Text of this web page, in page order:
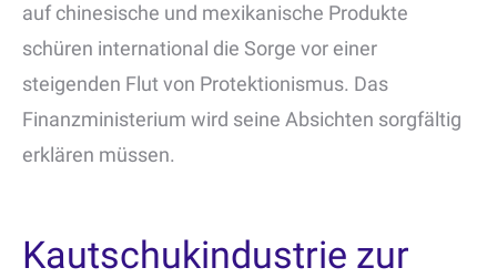
auf chinesische und mexikanische Produkte
schüren international die Sorge vor einer
steigenden Flut von Protektionismus. Das
Finanzministerium wird seine Absichten sorgfältig
erklären müssen.
Kautschukindustrie zur